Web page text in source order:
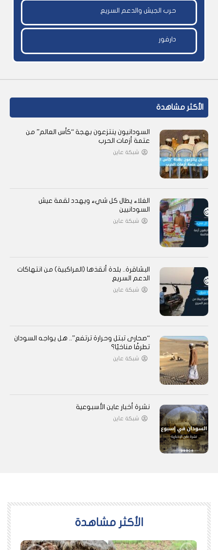
حرب الجيش والدعم السريع
دارفور
الأكثر مشاهدة
السودانيون ينتزعون بهجة “كأس العالم” من
عتمة أزمات الحرب
شبكة عاين
الغلاء يطال كل شيء ويهدد لقمة عيش
السودانيين
شبكة عاين
البشاقرة.. بلدة أنقذها (المراكبية) من انتهاكات
الدعم السريع
شبكة عاين
“صحارى تبتل وحرارة ترتفع”.. هل يواجه السودان
تطرفًا مناخيًا؟
شبكة عاين
نشرة أخبار عاين الأسبوعية
شبكة عاين
اﻷكثر مشاهدة